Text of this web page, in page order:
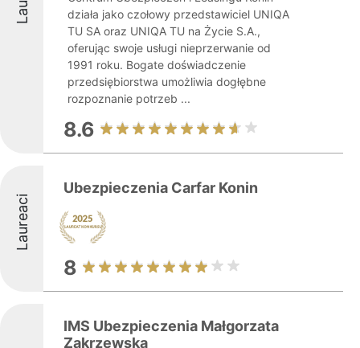
działa jako czołowy przedstawiciel UNIQA
TU SA oraz UNIQA TU na Życie S.A.,
oferując swoje usługi nieprzerwanie od
1991 roku. Bogate doświadczenie
przedsiębiorstwa umożliwia dogłębne
rozpoznanie potrzeb ...
8.6
Laureaci
Ubezpieczenia Carfar Konin
8
IMS Ubezpieczenia Małgorzata
Zakrzewska